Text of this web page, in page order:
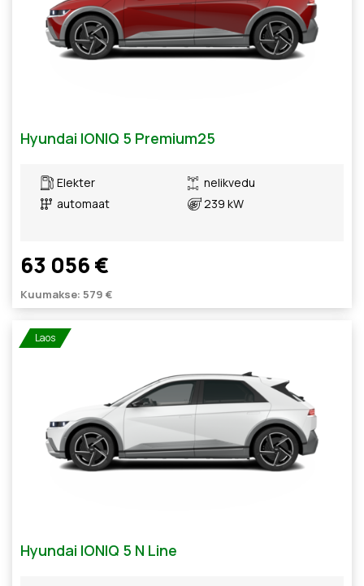
Hyundai IONIQ 5 Premium25
Elekter
automaat
nelikvedu
239 kW
63 056 €
Kuumakse: 579 €
Laos
Hyundai IONIQ 5 N Line